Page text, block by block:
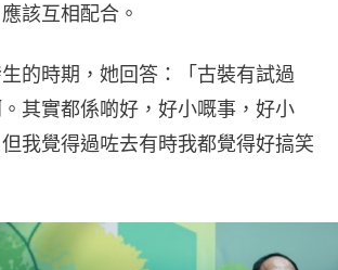
該互相配合。
的時期，她回答：「古裝有試過
其實都係啲好，好小嘅事，好小
我覺得過咗去有時我都覺得好搞笑